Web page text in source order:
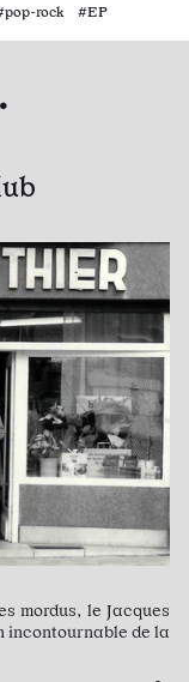
rock #EP
mordus, le Jacques
incontournable de la